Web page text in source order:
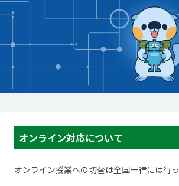
オンライン対応について
オンライン授業への切替は全国一律には行